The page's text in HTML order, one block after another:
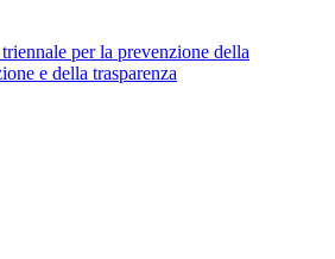
per la prevenzione della
e della trasparenza